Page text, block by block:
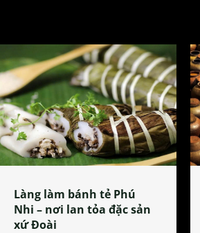
Làng làm bánh tẻ Phú
Nhi – nơi lan tỏa đặc sản
xứ Đoài